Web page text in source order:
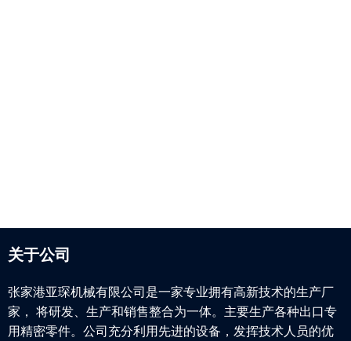
关于公司
张家港亚琛机械有限公司是一家专业拥有高新技术的生产厂
家， 将研发、生产和销售整合为一体。主要生产各种出口专
用精密零件。公司充分利用先进的设备，发挥技术人员的优